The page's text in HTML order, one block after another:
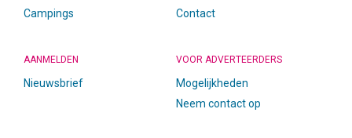
Campings
Contact
AANMELDEN
Nieuwsbrief
VOOR ADVERTEERDERS
Mogelijkheden
Neem contact op